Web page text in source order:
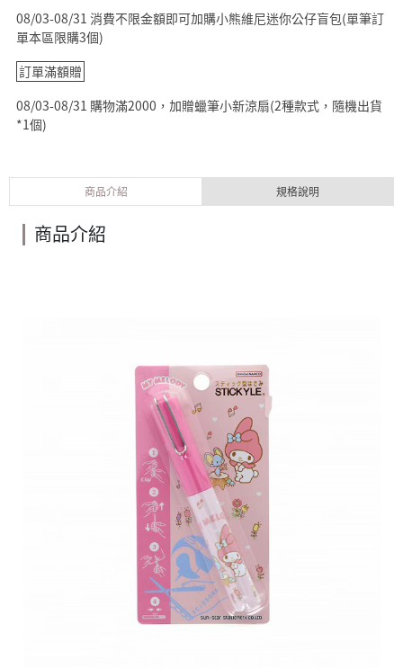
08/03-08/31 消費不限金額即可加購小熊維尼迷你公仔盲包(單筆訂
單本區限購3個)
訂單滿額贈
08/03-08/31 購物滿2000，加贈蠟筆小新涼扇(2種款式，隨機出貨
*1個)
商品介紹 規格說明
商品介紹